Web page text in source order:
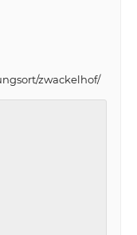
zwackelhof/